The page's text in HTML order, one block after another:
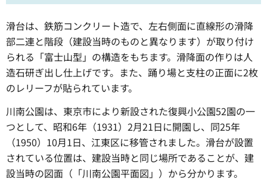
滑台は、鉄筋コンクリート造で、左右側面に直線形の滑降
部二連と階段（建設当時のものと異なります）が取り付け
られる「富士山型」の構造をもちます。滑降面の作りは人
造石研ぎ出し仕上げです。また、踊り場と支柱の正面に2枚
のレリーフが貼られています。
川南公園は、東京市により新設された復興小公園52園の一
つとして、昭和6年（1931）2月21日に開園し、同25年
（1950）10月1日、江東区に移管されました。滑台が設置
されている位置は、建設当時と同じ場所であることが、建
設当時の図面（「川南公園平面図」）から分かります。